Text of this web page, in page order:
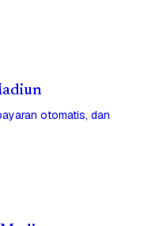
otomatis, dan